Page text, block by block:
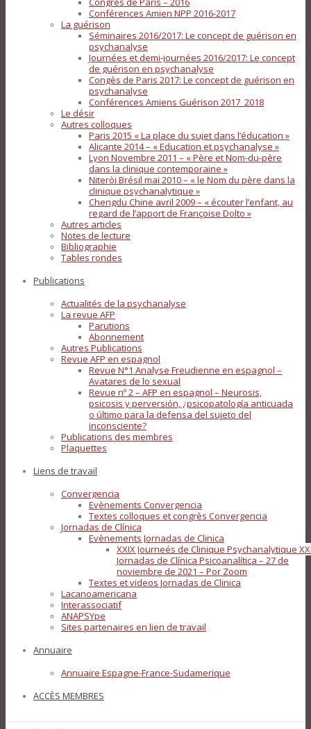
Conférences Amien NPP 2016-2017
La guérison
Séminaires 2016/2017: Le concept de guérison en
psychanalyse
Journées et demi-journées 2016/2017: Le concept
de guérison en psychanalyse
Congès de Paris 2017: Le concept de guérison en
psychanalyse
Conférences Amiens Guérison 2017_2018
Le désir
Autres colloques
Paris 2015 « La place du sujet dans l’éducation »
Alicante 2014 – « Education et psychanalyse »
Lyon Novembre 2011 – « Père et Nom-du-père
dans la clinique contemporaine »
Niteròi Brésil mai 2010 – « le Nom du père dans la
clinique psychanalytique »
Chengdu Chine avril 2009 – « écouter l’enfant, au
regard de l’apport de Françoise Dolto »
Autres articles
Notes de lecture
Bibliographie
Tables rondes
Publications
Actualités de la psychanalyse
La revue AFP
Parutions
Abonnement
Autres Publications
Revue AFP en espagnol
Revue N°1 Analyse Freudienne en espagnol –
Avatares de lo sexual
Revue nº 2 – AFP en espagnol – Neurosis,
psicosis y perversión, ¿psicopatología anticuada
o último para la defensa del sujeto del
inconsciente?
Publications des membres
Plaquettes
Liens de travail
Convergencia
Evènements Convergencia
Textes colloques et congrès Convergencia
Jornadas de Clínica
Evènements Jornadas de Clinica
XXIX Journeés de Clinique Psychanalytique
Jornadas de Clínica Psicoanalítica – 27 de
noviembre de 2021 – Por Zoom
Textes et videos Jornadas de Clinica
Lacanoamericana
Interassociatif
ANAPSYpe
Sites partenaires en lien de travail
Annuaire
Annuaire Espagne-France-Sudamerique
ACCÈS MEMBRES